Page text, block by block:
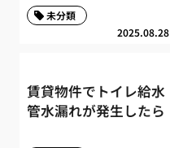
2025.08.28
未分類
賃貸物件でトイレ給水
管水漏れが発生したら